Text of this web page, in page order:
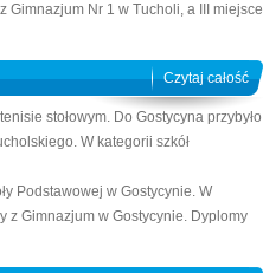
Gimnazjum Nr 1 w Tucholi, a III miejsce
Czytaj całość
stołowym. Do Gostycyna przybyło
W kategorii szkół
Podstawowej w Gostycynie. W
z Gimnazjum w Gostycynie. Dyplomy